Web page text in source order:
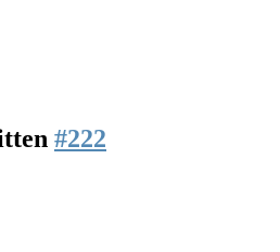
#222